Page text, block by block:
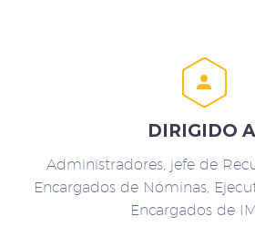


DIRIGIDO
Administradores, jefe de
Encargados de Nóminas,
Encargados de